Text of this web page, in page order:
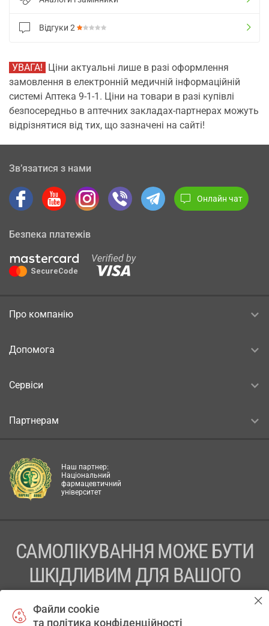
Відгуки 2
УВАГА! Ціни актуальні лише в разі оформлення
замовлення в електронній медичній інформаційній
системі Аптека 9-1-1. Ціни на товари в разі купівлі
безпосередньо в аптечних закладах-партнерах можуть
відрізнятися від тих, що зазначені на сайті!
Зв’язатися з нами
Онлайн чат
Безпека платежів
Про компанію
Допомога
Сервіси
Партнерам
Наш партнер:
Національний
фармацевтичний
університет
САМОЛІКУВАННЯ МОЖЕ БУТИ
ШКІДЛИВИМ ДЛЯ ВАШОГО
Файли cookie
та політика конфіденційності